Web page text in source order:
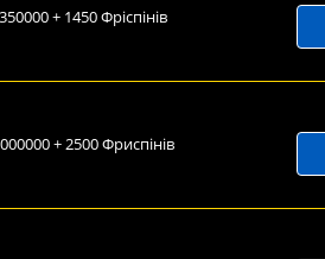
+ 1450 Фріспінів
+ 2500 Фриспінів